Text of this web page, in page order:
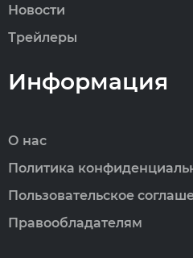
Новости
Трейлеры
Информация
О нас
Политика
Пользовательское
Правообладателям